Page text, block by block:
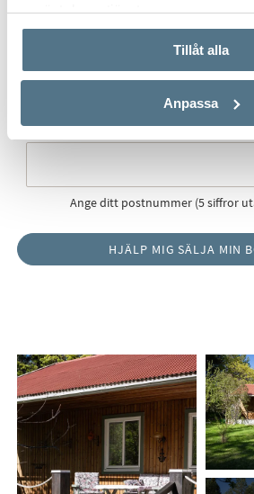
använt deras tjänster.
Tillåt alla
Anpassa
Postort*
Postnummer*
Ange ditt postnummer (5 siffror